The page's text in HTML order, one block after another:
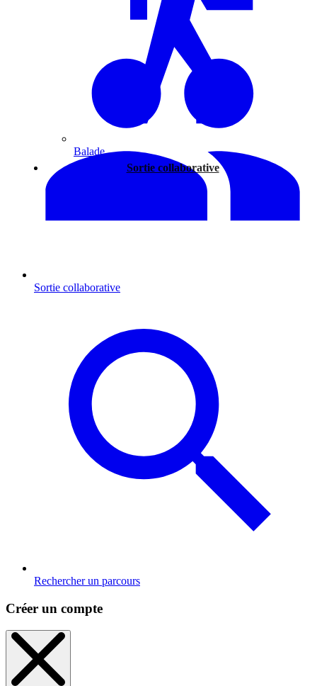
Balade
Sortie collaborative
Sortie collaborative
Rechercher un parcours
Créer un compte